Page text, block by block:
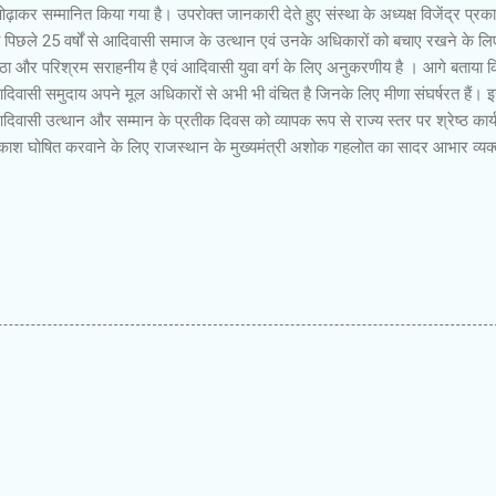
सम्मानित किया गया है। उपरोक्त जानकारी देते हुए संस्था के अध्यक्ष विजेंद्र
25 वर्षों से आदिवासी समाज के उत्थान एवं उनके अधिकारों को बचाए रखने के
और परिश्रम सराहनीय है एवं आदिवासी युवा वर्ग के लिए अनुकरणीय है । आगे बताया
समुदाय अपने मूल अधिकारों से अभी भी वंचित है जिनके लिए मीणा संघर्षरत हैं।
उत्थान और सम्मान के प्रतीक दिवस को व्यापक रूप से राज्य स्तर पर श्रेष्ठ
घोषित करवाने के लिए राजस्थान के मुख्यमंत्री अशोक गहलोत का सादर आभार